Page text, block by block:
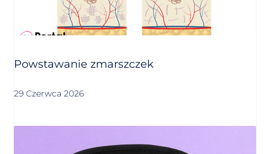
Powstawanie zmarszczek
29 Czerwca 2026